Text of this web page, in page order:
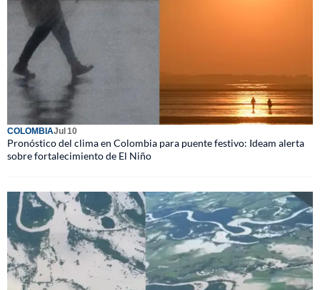
COLOMBIAJul 10
Pronóstico del clima en Colombia para puente festivo: Ideam alerta
sobre fortalecimiento de El Niño